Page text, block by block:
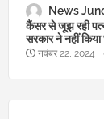
News
कैंसर से जूझ रही
सरकार ने नहीं
नवंबर 22, 2024